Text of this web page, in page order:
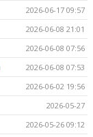
2026-06-17 09:57
2026-06-08 21:01
2026-06-08 07:56
2026-06-08 07:53
2026-06-02 19:56
2026-05-27
2026-05-26 09:12